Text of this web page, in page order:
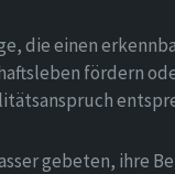
die einen
fördern
gebeten, ihre